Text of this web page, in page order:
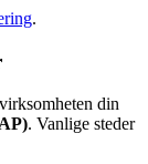
.
din
. Vanlige steder